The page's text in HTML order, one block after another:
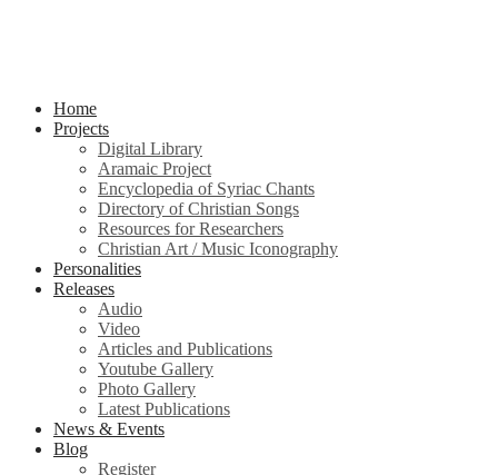
Home
Projects
Digital Library
Aramaic Project
Encyclopedia of Syriac Chants
Directory of Christian Songs
Resources for Researchers
Christian Art / Music Iconography
Personalities
Releases
Audio
Video
Articles and Publications
Youtube Gallery
Photo Gallery
Latest Publications
News & Events
Blog
Register